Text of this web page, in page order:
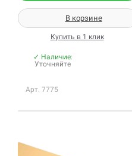
В корзине
Купить в 1 клик
✓ Наличие:
Уточняйте
Арт. 7775